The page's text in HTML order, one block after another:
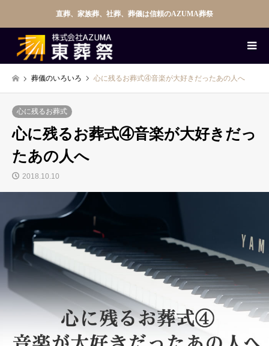
直葬、家族葬、社葬、葬儀は信頼のAZUMA葬祭
葬儀のいろいろ 心に残るお葬式④音楽が大好きだったあの人へ
心に残るお葬式
心に残るお葬式④音楽が大好きだっ
たあの人へ
2018.10.10